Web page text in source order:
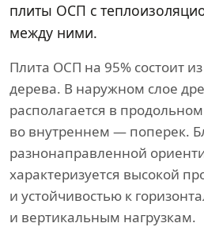
плиты ОСП с
между ними.
Плита ОСП на 95% состоит
дерева. В наружном слое
располагается в
во внутреннем — поперек.
разнонаправленной
характеризуется высокой
и устойчивостью к
и вертикальным нагрузкам.